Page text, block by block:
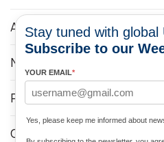
ABOUT
NEWS
PROGRAMS
CONTACTOS DE LOS
Stay tuned with global
Subscribe to our
YOUR EMAIL*
Yes, please keep me informed about